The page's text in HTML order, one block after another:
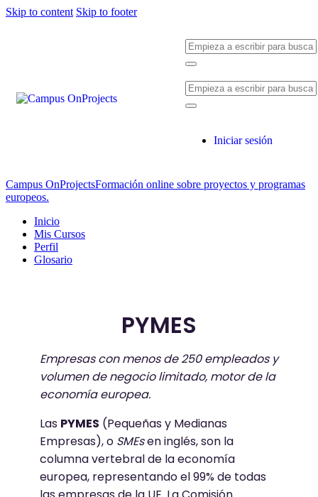
Skip to content Skip to footer
Iniciar sesión
Campus OnProjectsFormación online sobre proyectos y programas
europeos.
Inicio
Mis Cursos
Perfil
Glosario
PYMES
Empresas con menos de 250 empleados y
volumen de negocio limitado, motor de la
economía europea.
Las PYMES (Pequeñas y Medianas
Empresas), o SMEsen inglés, son la
columna vertebral de la economía
europea, representando el 99% de todas